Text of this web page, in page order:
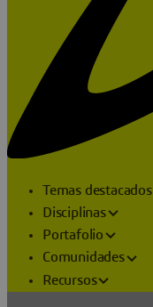
Temas destacados
Disciplinas
Portafolio
Comunidades
Recursos